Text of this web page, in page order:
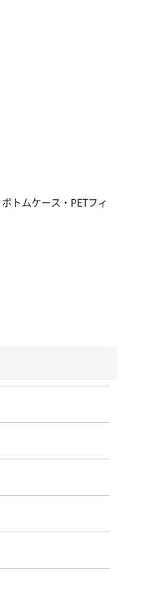
トムケース・PETフィ